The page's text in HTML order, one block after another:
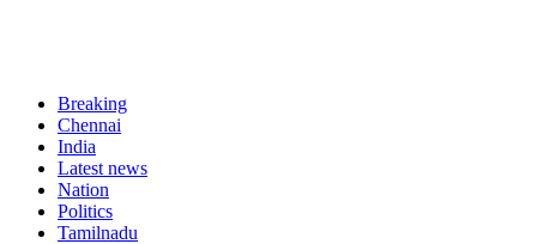
Breaking
Chennai
India
Latest news
Nation
Politics
Tamilnadu